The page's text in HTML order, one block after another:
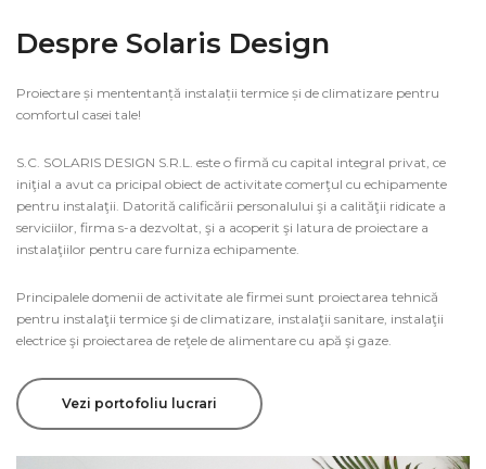
Despre Solaris Design
Proiectare și mententanță instalații termice și de climatizare pentru
comfortul casei tale!
S.C. SOLARIS DESIGN S.R.L. este o firmă cu capital integral privat, ce
iniţial a avut ca pricipal obiect de activitate comerţul cu echipamente
pentru instalaţii. Datorită calificării personalului şi a calităţii ridicate a
serviciilor, firma s-a dezvoltat, şi a acoperit şi latura de proiectare a
instalaţiilor pentru care furniza echipamente.
Principalele domenii de activitate ale firmei sunt proiectarea tehnică
pentru instalaţii termice şi de climatizare, instalaţii sanitare, instalaţii
electrice şi proiectarea de reţele de alimentare cu apă şi gaze.
Vezi portofoliu lucrari